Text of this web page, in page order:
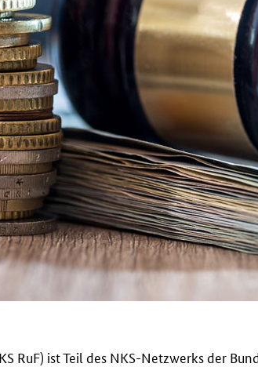
RuF) ist Teil des NKS-Netzwerks der